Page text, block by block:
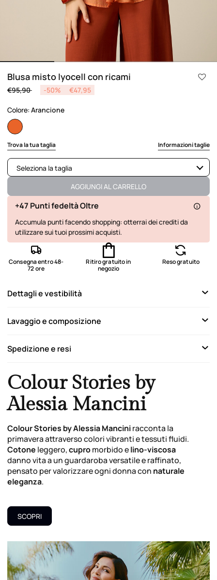
Blusa misto lyocell con ricami
Price reduced from
€95,90to -50% €47,95
Colore: Arancione
selected
Trova la tua taglia Informazioni taglie
Seleziona la taglia
Disponibile
Disponibile
Disponibile
Disponibile
AGGIUNGI AL CARRELLO
+47 Punti fedeltà Oltre
Accumula punti facendo shopping: otterrai dei crediti da
utilizzare sui tuoi prossimi acquisti.
Consegna entro 48-
72 ore
Ritiro gratuito in
negozio
Reso gratuito
Dettagli e vestibilità
Lavaggio e composizione
Spedizione e resi
Colour Stories by
Alessia Mancini
Colour Stories by Alessia Manciniracconta la
primavera attraverso colori vibranti e tessuti fluidi.
Cotone leggero,cupromorbido elino-viscosa
danno vita a un guardaroba versatile e raffinato,
pensato per valorizzare ogni donna con naturale
eleganza.
SCOPRI